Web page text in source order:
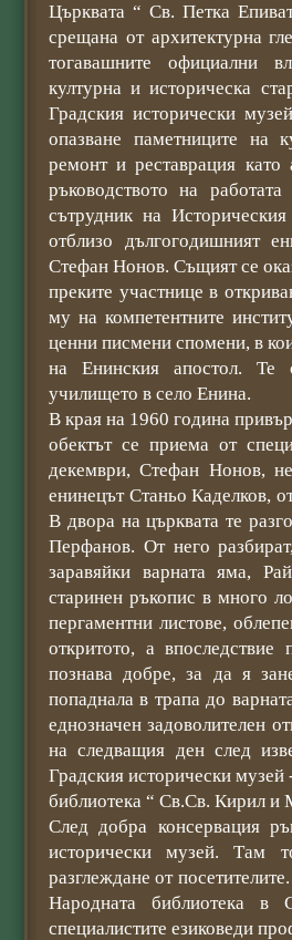
Църквата “ Св. Петка
срещана от архитектурна
тогавашните официални
културна и историческа
Градския исторически
опазване паметниците на
ремонт и реставрация като
ръководството на
сътрудник на
отблизо дългогодишният
Стефан Нонов. Същият се
преките участнице в
му на компетентните
ценни писмени спомени, в
на Енинския апостол. Те
училището в село Енина.
В края на 1960 година
обектът се приема от
декември, Стефан Нонов,
енинецът Станьо Каделков,
В двора на църквата те
Перфанов. От него
заравяйки варната яма,
старинен ръкопис в много
пергаментни листове,
откритото, а
познава добре, за да я
попаднала в трапа до
еднозначен задоволителен
на следващия ден след
Градския исторически
библиотека “ Св.Св. Кирил и
След добра консервация
исторически музей. Там
разглеждане от
Народната библиотека
специалистите езиковеди